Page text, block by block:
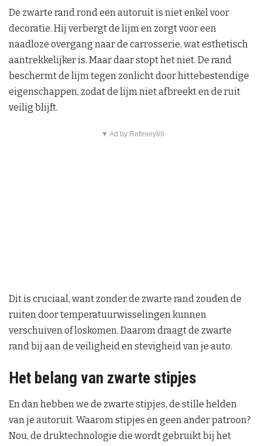
De zwarte rand rond een autoruit is niet enkel voor
decoratie. Hij verbergt de lijm en zorgt voor een
naadloze overgang naar de carrosserie, wat esthetisch
aantrekkelijker is. Maar daar stopt het niet. De rand
beschermt de lijm tegen zonlicht door hittebestendige
eigenschappen, zodat de lijm niet afbreekt en de ruit
veilig blijft.
▼ Ad by Refinery89
Dit is cruciaal, want zonder de zwarte rand zouden de
ruiten door temperatuurwisselingen kunnen
verschuiven of loskomen. Daarom draagt de zwarte
rand bij aan de veiligheid en stevigheid van je auto.
Het belang van zwarte stipjes
En dan hebben we de zwarte stipjes, de stille helden
van je autoruit. Waarom stipjes en geen ander patroon?
Nou, de druktechnologie die wordt gebruikt bij het